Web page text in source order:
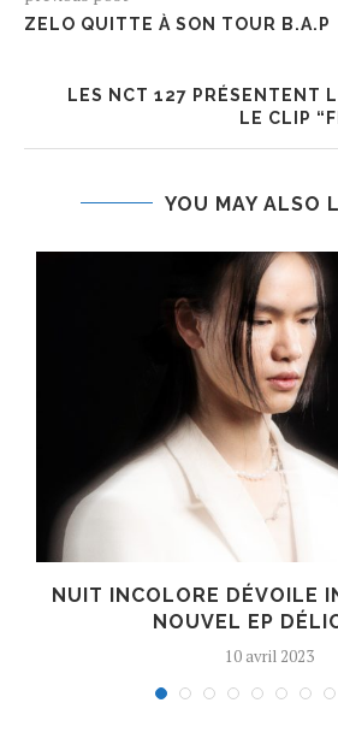
ZELO QUITTE À SON TOUR B.A.P
LES NCT 127 PRÉSENTENT
LE CLIP
YOU MAY ALSO
NUIT INCOLORE DÉVOILE
NOUVEL EP
10 avril 2023